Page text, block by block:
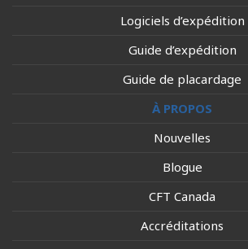
Logiciels d’expédition
Guide d’expédition
Guide de placardage
À PROPOS
Nouvelles
Blogue
CFT Canada
Accréditations